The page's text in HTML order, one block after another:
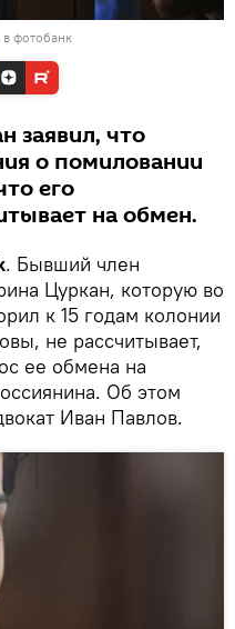
в фотобанк
заявил, что
о помиловании
его
на обмен.
. Бывший член
Цуркан, которую во
к 15 годам колонии
не рассчитывает,
ее обмена на
Об этом
Иван Павлов.